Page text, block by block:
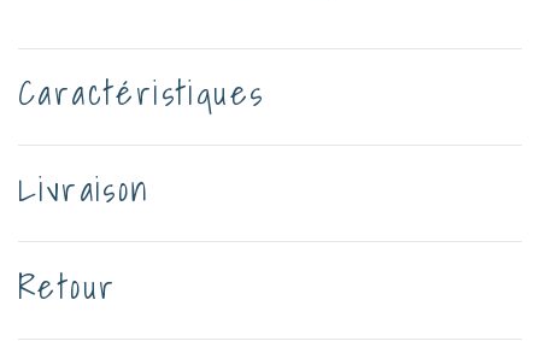
Caractéristiques
Livraison
Retour